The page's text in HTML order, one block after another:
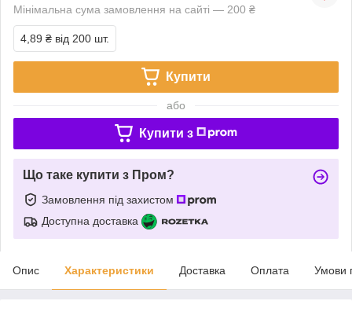
Мінімальна сума замовлення на сайті — 200 ₴
4,89 ₴ від 200 шт.
Купити
або
Купити з
Що таке купити з Пром?
Замовлення під захистом
Доступна доставка
Опис Характеристики Доставка Оплата Умови